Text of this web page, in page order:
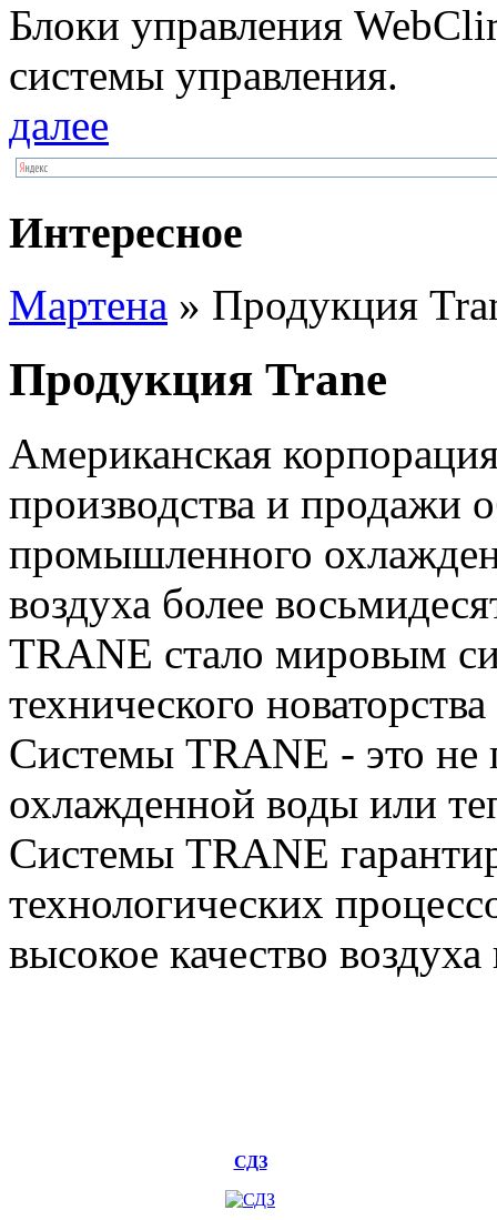
Блоки упрaвлeния
системы управления.
далее
Интересное
Мартена » Продукция
Продукция Trane
Американская
производства и продажи
промышленного
воздуха более
TRANE стало мировым
технического
Системы TRANE - это не
охлажденной воды или
Системы TRANE
технологических
высокое качество
СДЗ